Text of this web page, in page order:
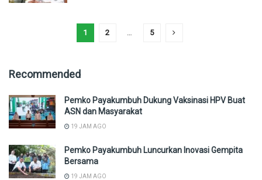
1 2 … 5
Recommended
Pemko Payakumbuh Dukung Vaksinasi HPV Buat
ASN dan Masyarakat
19 JAM AGO
Pemko Payakumbuh Luncurkan Inovasi Gempita
Bersama
19 JAM AGO